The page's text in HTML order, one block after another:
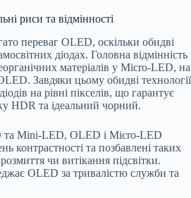
риси та відмінності
переваг OLED, оскільки обидві
діодах. Головна відмінність
матеріалів у Micro-LED, на
Завдяки цьому обидві технології
на рівні пікселів, що гарантує
HDR та ідеальний чорний.
та Mini-LED, OLED і Micro-LED
контрастності та позбавлені таких
чи витікання підсвітки.
OLED за тривалістю служби та